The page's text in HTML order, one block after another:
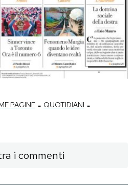
PAGINE - QUOTIDIANI -
i commenti